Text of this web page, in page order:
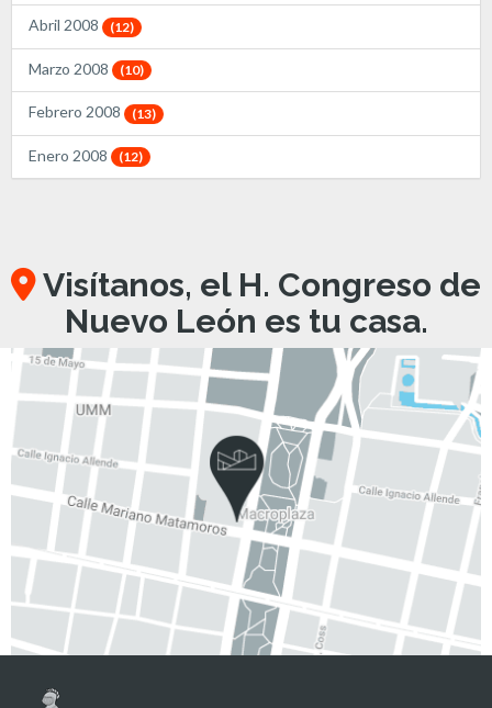
Abril 2008 (12)
Marzo 2008 (10)
Febrero 2008 (13)
Enero 2008 (12)
Visítanos, el H. Congreso de
Nuevo León es tu casa.